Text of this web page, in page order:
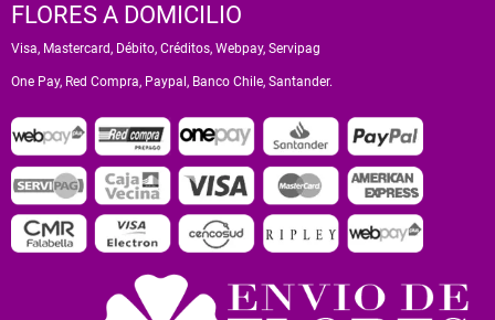
FLORES A DOMICILIO
Visa, Mastercard, Débito, Créditos, Webpay, Servipag
One Pay, Red Compra, Paypal, Banco Chile, Santander.